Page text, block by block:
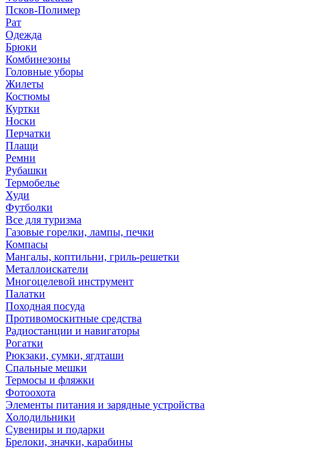
Псков-Полимер
Рат
Одежда
Брюки
Комбинезоны
Головные уборы
Жилеты
Костюмы
Куртки
Носки
Перчатки
Плащи
Ремни
Рубашки
Термобелье
Худи
Футболки
Все для туризма
Газовые горелки, лампы, печки
Компасы
Мангалы, коптильни, гриль-решетки
Металлоискатели
Многоцелевой инструмент
Палатки
Походная посуда
Противомоскитные средства
Радиостанции и навигаторы
Рогатки
Рюкзаки, сумки, ягдташи
Спальные мешки
Термосы и фляжки
Фотоохота
Элементы питания и зарядные устройства
Холодильники
Сувениры и подарки
Брелоки, значки, карабины